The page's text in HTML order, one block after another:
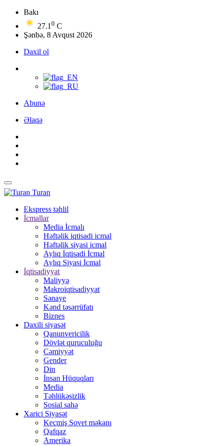
Bakı
27.1 0 C
Şənbə, 8 Avqust 2026
Daxil ol
Abunə
Əlaqə
Turan
Ekspress təhlil
İcmallar
Media İcmalı
Həftəlik iqtisadi icmal
Həftəlik siyasi icmal
Aylıq İqtisadi İcmal
Aylıq Siyasi İcmal
İqtisadiyyat
Maliyyə
Makroiqtisadiyyat
Sənaye
Kənd təsərrüfatı
Biznes
Daxili siyasət
Qanunvericilik
Dövlət quruculuğu
Cəmiyyət
Gender
Din
İnsan Hüquqları
Media
Təhlükəsizlik
Sosial sahə
Xarici Siyasət
Keçmiş Sovet məkanı
Qafqaz
Amerika